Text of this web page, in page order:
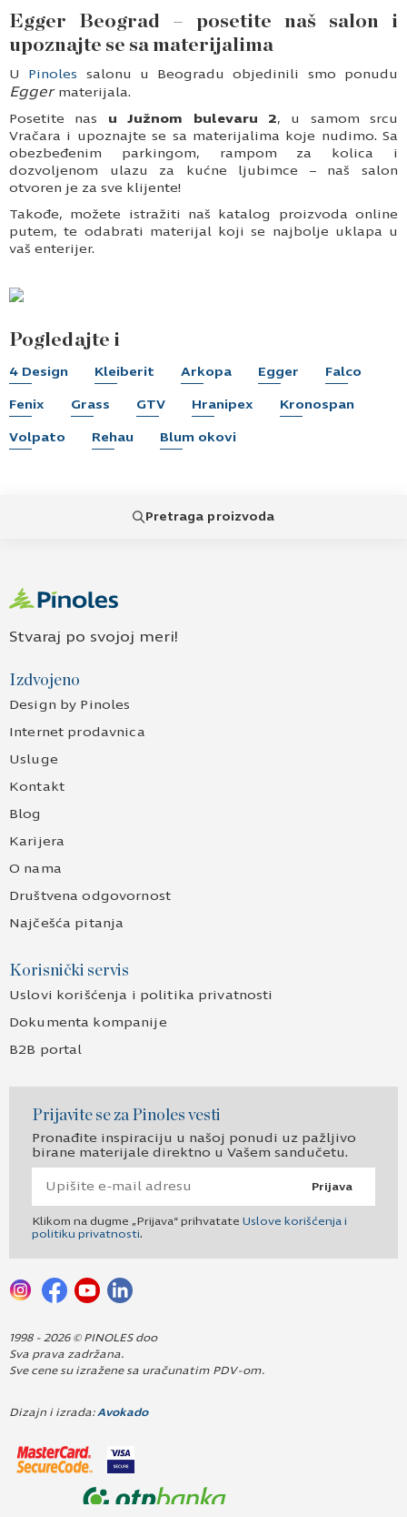
Egger Beograd – posetite naš salon i
upoznajte se sa materijalima
U Pinoles salonu u Beogradu objedinili smo ponudu
Egger materijala.
Posetite nas u Južnom bulevaru 2, u samom srcu
Vračara i upoznajte se sa materijalima koje nudimo. Sa
obezbeđenim parkingom, rampom za kolica i
dozvoljenom ulazu za kućne ljubimce – naš salon
otvoren je za sve klijente!
Takođe, možete istražiti naš katalog proizvoda online
putem, te odabrati materijal koji se najbolje uklapa u
vaš enterijer.
Pogledajte i
4 Design Kleiberit Arkopa Egger Falco
Fenix Grass GTV Hranipex Kronospan
Volpato Rehau Blum okovi
Pretraga proizvoda
Stvaraj po svojoj meri!
Izdvojeno
Design by Pinoles
Internet prodavnica
Usluge
Kontakt
Blog
Karijera
O nama
Društvena odgovornost
Najčešća pitanja
Korisnički servis
Uslovi korišćenja i politika privatnosti
Dokumenta kompanije
B2B portal
Prijavite se za Pinoles vesti
Pronađite inspiraciju u našoj ponudi uz pažljivo
birane materijale direktno u Vašem sandučetu.
Prijava
Klikom na dugme „Prijava“ prihvatate Uslove korišćenja i
politiku privatnosti.
1998 - 2026 © PINOLES doo
Sva prava zadržana.
Sve cene su izražene sa uračunatim PDV-om.
Dizajn i izrada: Avokado